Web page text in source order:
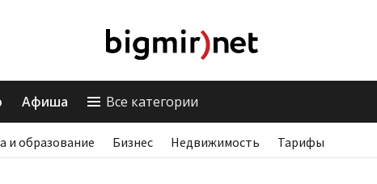
Афиша Все категории
и образование Бизнес Недвижимость Тарифы